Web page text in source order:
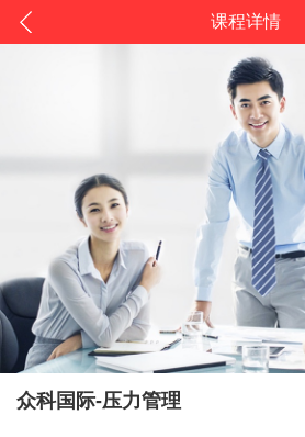
课程详情
众科国际-压力管理